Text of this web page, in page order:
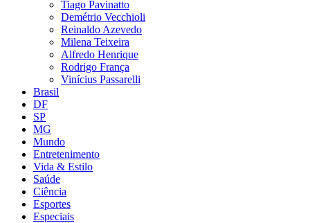
Tiago Pavinatto
Demétrio Vecchioli
Reinaldo Azevedo
Milena Teixeira
Alfredo Henrique
Rodrigo França
Vinícius Passarelli
Brasil
DF
SP
MG
Mundo
Entretenimento
Vida & Estilo
Saúde
Ciência
Esportes
Especiais